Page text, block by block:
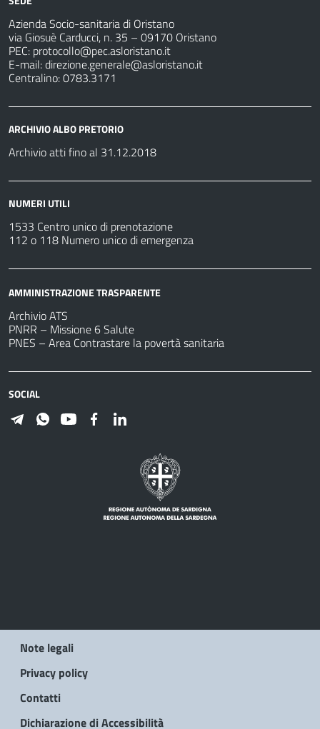
Azienda Socio-sanitaria di Oristano
via Giosuè Carducci, n. 35 – 09170 Oristano
PEC: protocollo@pec.asloristano.it
E-mail:direzione.generale@asloristano.it
Centralino: 0783.3171
ARCHIVIO ALBO PRETORIO
Archivio atti fino al 31.12.2018
NUMERI UTILI
1533 Centro unico di prenotazione
112 o 118 Numero unico di emergenza
AMMINISTRAZIONE TRASPARENTE
Archivio ATS
PNRR – Missione 6 Salute
PNES – Area Contrastare la povertà sanitaria
SOCIAL
Note legali
Privacy policy
Contatti
Dichiarazione di Accessibilità